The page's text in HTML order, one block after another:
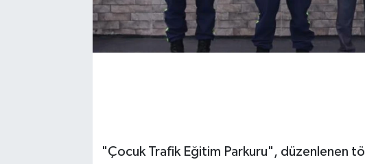
"Çocuk Trafik Eğitim Parkuru", düzenlenen